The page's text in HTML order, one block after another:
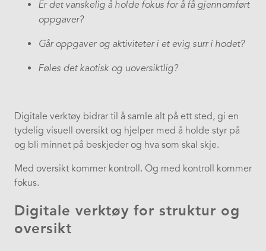
Er det vanskelig å holde fokus for å få gjennomført
oppgaver?
Går oppgaver og aktiviteter i et evig surr i hodet?
Føles det kaotisk og uoversiktlig?
Digitale verktøy bidrar til å samle alt på ett sted, gi en
tydelig visuell oversikt og hjelper med å holde styr på
og bli minnet på beskjeder og hva som skal skje.
Med oversikt kommer kontroll. Og med kontroll kommer
fokus.
Digitale verktøy for struktur og
oversikt